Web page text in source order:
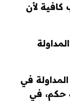
لأن
في
حكم، في